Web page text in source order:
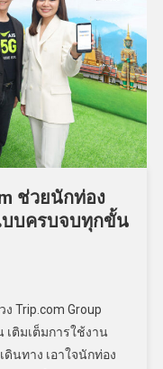
ช่วยนักท่อง
บบครบจบทุกขั้น
Trip.com Group
เติมเต็มการใช้งาน
นทาง เอาใจนักท่อง